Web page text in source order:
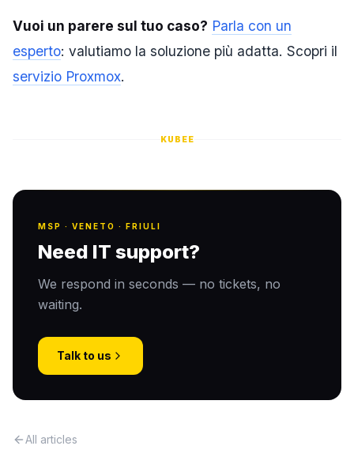
Vuoi un parere sul tuo caso? Parla con un
esperto: valutiamo la soluzione più adatta. Scopri il
servizio Proxmox.
KUBEE
MSP · VENETO · FRIULI
Need IT support?
We respond in seconds — no tickets, no
waiting.
Talk to us
All articles